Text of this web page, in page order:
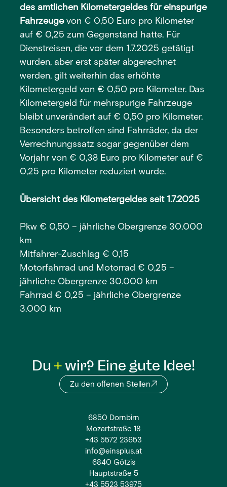
des amtlichen Kilometergeldes für einspurige
Fahrzeugevon € 0,50 Euro pro Kilometer
auf € 0,25 zum Gegenstand hatte. Für
Dienstreisen, die vor dem 1.7.2025 getätigt
wurden, aber erst später abgerechnet
werden, gilt weiterhin das erhöhte
Kilometergeld von € 0,50 pro Kilometer. Das
Kilometergeld für mehrspurige Fahrzeuge
bleibt unverändert auf € 0,50 pro Kilometer.
Besonders betroffen sind Fahrräder, da der
Verrechnungssatz sogar gegenüber dem
Vorjahr von € 0,38 Euro pro Kilometer auf €
0,25 pro Kilometer reduziert wurde.
Übersicht des Kilometergeldes seit 1.7.2025
Pkw € 0,50 – jährliche Obergrenze 30.000
km
Mitfahrer-Zuschlag € 0,15
Motorfahrrad und Motorrad € 0,25 –
jährliche Obergrenze 30.000 km
Fahrrad € 0,25 – jährliche Obergrenze
3.000 km
Du wir? Eine gute Idee!
Zu den offenen Stellen
6850 Dornbirn
Mozartstraße 18
+43 5572 23653
info@einsplus.at
6840 Götzis
Hauptstraße 5
+43 5523 53975